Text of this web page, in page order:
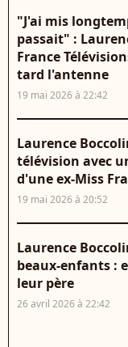
"J'ai mis
passait" :
France
tard l'antenne
19 mai 2026 à 22:42
Laurence
télévision avec
d'une ex-Miss
19 mai 2026 à 20:52
Laurence
beaux-enfants :
leur père
26 avril 2026 à 22:42